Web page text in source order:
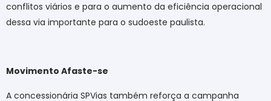
conflitos viários e para o aumento da eficiência operacional
dessa via importante para o sudoeste paulista.
Movimento Afaste-se
A concessionária SPVias também reforça a campanha